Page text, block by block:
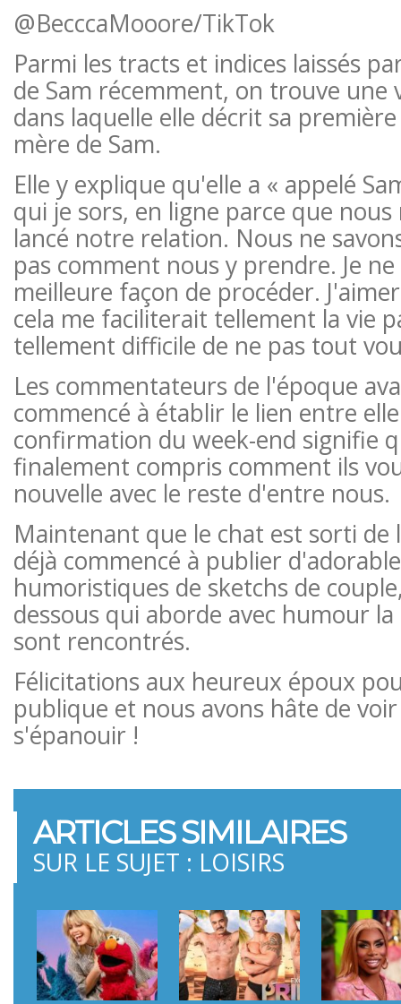
@BecccaMooore/TikTok
Parmi les tracts et indices laissés
de Sam récemment, on trouve une
dans laquelle elle décrit sa
mère de Sam.
Elle y explique qu'elle a « appelé
qui je sors, en ligne parce que
lancé notre relation. Nous ne
pas comment nous y prendre. Je
meilleure façon de procéder.
cela me faciliterait tellement la vie
tellement difficile de ne pas tout
Les commentateurs de l'époque
commencé à établir le lien entre
confirmation du week-end signifie
finalement compris comment ils
nouvelle avec le reste d'entre nous.
Maintenant que le chat est sorti de
déjà commencé à publier
humoristiques de sketchs de
dessous qui aborde avec humour
sont rencontrés.
Félicitations aux heureux époux
publique et nous avons hâte de
s'épanouir !
ARTICLES SIMILAIRES
SUR LE SUJET : LOISIRS